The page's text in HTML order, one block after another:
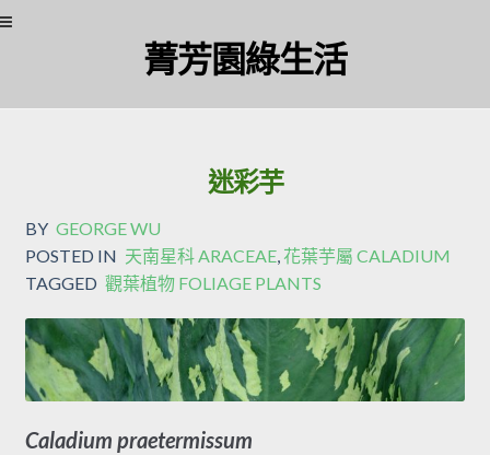
菁芳園綠生活
迷彩芋
BY GEORGE WU
POSTED IN 天南星科 ARACEAE, 花葉芋屬 CALADIUM
TAGGED 觀葉植物 FOLIAGE PLANTS
Caladium praetermissum